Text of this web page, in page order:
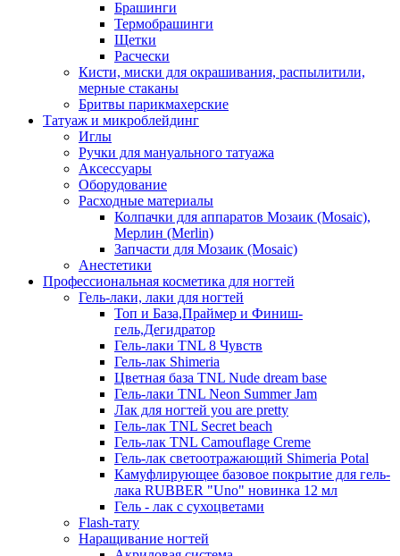
Брашинги
Термобрашинги
Щетки
Расчески
Кисти, миски для окрашивания, распылитили,
мерные стаканы
Бритвы парикмахерские
Татуаж и микроблейдинг
Иглы
Ручки для мануального татуажа
Аксессуары
Оборудование
Расходные материалы
Колпачки для аппаратов Мозаик (Mosaic),
Мерлин (Merlin)
Запчасти для Мозаик (Mosaic)
Анестетики
Профессиональная косметика для ногтей
Гель-лаки, лаки для ногтей
Топ и База,Праймер и Финиш-
гель,Дегидратор
Гель-лаки TNL 8 Чувств
Гель-лак Shimeria
Цветная база TNL Nude dream base
Гель-лаки TNL Neon Summer Jam
Лак для ногтей you are pretty
Гель-лак TNL Secret beach
Гель-лак TNL Camouflage Creme
Гель-лак светоотражающий Shimeria Potal
Камуфлирующее базовое покрытие для гель-
лака RUBBER "Uno" новинка 12 мл
Гель - лак с сухоцветами
Flash-тату
Наращивание ногтей